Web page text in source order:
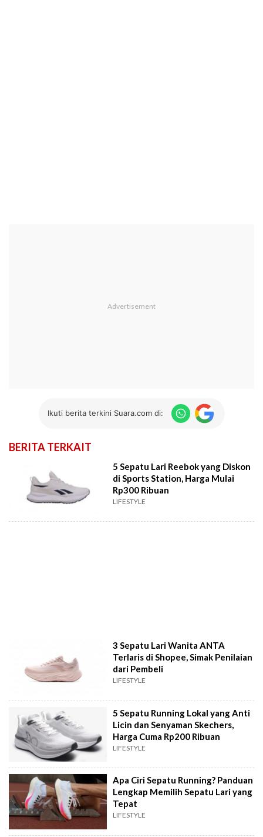
Ikuti berita terkini Suara.com di:
BERITA TERKAIT
5 Sepatu Lari Reebok yang Diskon
di Sports Station, Harga Mulai
Rp300 Ribuan
LIFESTYLE
3 Sepatu Lari Wanita ANTA
Terlaris di Shopee, Simak Penilaian
dari Pembeli
LIFESTYLE
5 Sepatu Running Lokal yang Anti
Licin dan Senyaman Skechers,
Harga Cuma Rp200 Ribuan
LIFESTYLE
Apa Ciri Sepatu Running? Panduan
Lengkap Memilih Sepatu Lari yang
Tepat
LIFESTYLE